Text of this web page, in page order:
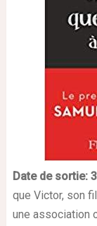
Date de sortie:
que Victor, son
une association